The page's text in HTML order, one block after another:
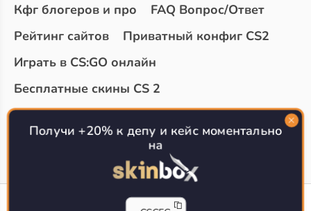
Кфг блогеров и про
FAQ Вопрос/Ответ
Рейтинг сайтов
Приватный конфиг CS2
Играть в CS:GO онлайн
Бесплатные скины CS 2
Топ сайтов с халявой КС 2
О проекте
Получи +20% к депу и кейс моментально
на